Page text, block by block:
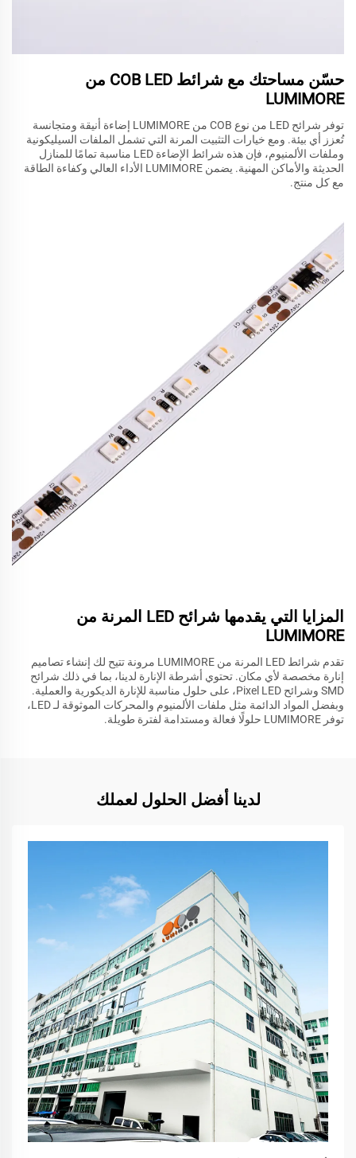
حسّن مساحتك مع شرائط COB LED من
LUMIMORE
توفر شرائح LED من نوع COB من LUMIMORE إضاءة أنيقة ومتجانسة
تُعزز أي بيئة. ومع خيارات التثبيت المرنة التي تشمل الملفات السيليكونية
وملفات الألمنيوم، فإن هذه شرائط الإضاءة LED مناسبة تمامًا للمنازل
الحديثة والأماكن المهنية. يضمن LUMIMORE الأداء العالي وكفاءة الطاقة
مع كل منتج.
المزايا التي يقدمها شرائح LED المرنة من
LUMIMORE
تقدم شرائط LED المرنة من LUMIMORE مرونة تتيح لك إنشاء تصاميم
إنارة مخصصة لأي مكان. تحتوي أشرطة الإنارة لدينا، بما في ذلك شرائح
SMD وشرائح Pixel LED، على حلول مناسبة للإنارة الديكورية والعملية.
وبفضل المواد الدائمة مثل ملفات الألمنيوم والمحركات الموثوقة لـ LED،
توفر LUMIMORE حلولًا فعالة ومستدامة لفترة طويلة.
لدينا أفضل الحلول لعملك